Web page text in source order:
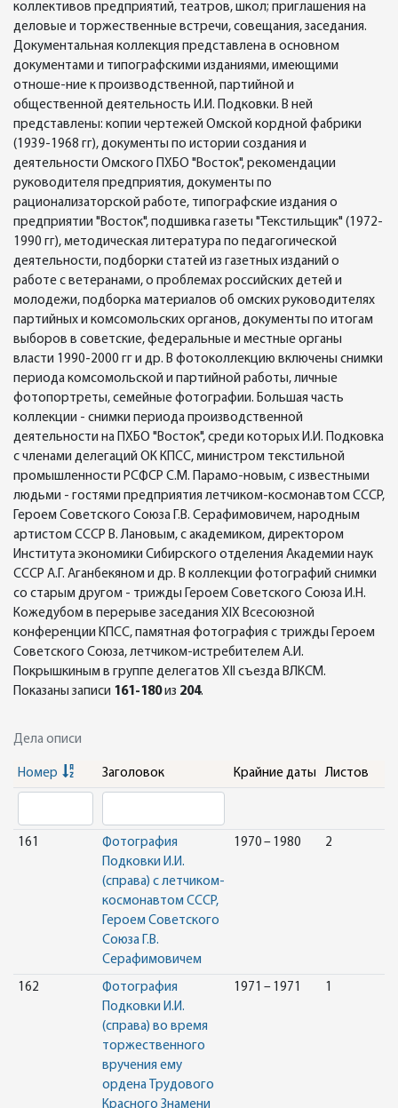
коллективов предприятий, театров, школ; приглашения на
деловые и торжественные встречи, совещания, заседания.
Документальная коллекция представлена в основном
документами и типографскими изданиями, имеющими
отноше-ние к производственной, партийной и
общественной деятельность И.И. Подковки. В ней
представлены: копии чертежей Омской кордной фабрики
(1939-1968 гг), документы по истории создания и
деятельности Омского ПХБО "Восток", рекомендации
руководителя предприятия, документы по
рационализаторской работе, типографские издания о
предприятии "Восток", подшивка газеты "Текстильщик" (1972-
1990 гг), методическая литература по педагогической
деятельности, подборки статей из газетных изданий о
работе с ветеранами, о проблемах российских детей и
молодежи, подборка материалов об омских руководителях
партийных и комсомольских органов, документы по итогам
выборов в советские, федеральные и местные органы
власти 1990-2000 гг и др. В фотоколлекцию включены снимки
периода комсомольской и партийной работы, личные
фотопортреты, семейные фотографии. Большая часть
коллекции - снимки периода производственной
деятельности на ПХБО "Восток", среди которых И.И. Подковка
с членами делегаций ОК КПСС, министром текстильной
промышленности РСФСР С.М. Парамо-новым, с известными
людьми - гостями предприятия летчиком-космонавтом СССР,
Героем Советского Союза Г.В. Серафимовичем, народным
артистом СССР В. Лановым, с академиком, директором
Института экономики Сибирского отделения Академии наук
СССР А.Г. Аганбекяном и др. В коллекции фотографий снимки
со старым другом - трижды Героем Советского Союза И.Н.
Кожедубом в перерыве заседания ХIX Всесоюзной
конференции КПСС, памятная фотография с трижды Героем
Советского Союза, летчиком-истребителем А.И.
Покрышкиным в группе делегатов XII съезда ВЛКСМ.
Показаны записи 161-180из 204.
Дела описи
Номер Заголовок Крайние даты Листов
161
Фотография
Подковки И.И.
(справа) с летчиком-
космонавтом СССР,
Героем Советского
Союза Г.В.
Серафимовичем
1970 – 1980 2
162
Фотография
Подковки И.И.
(справа) во время
торжественного
вручения ему
ордена Трудового
Красного Знамени
1971 – 1971 1